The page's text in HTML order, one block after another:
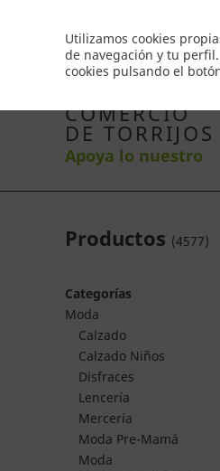
Utilizamos cookies
de navegación y tu
cookies pulsando el
Inicio Productos
COMERCIO
DE TORRIJOS
Apoya lo nuestro
Productos (4577)
Categorías
Moda
Calzado
Calzado Niños
Disfraces
Lencería
Mercería
Moda Pre-Mamá
Moda